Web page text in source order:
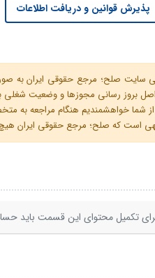
پذیرش قوانین و دریافت اطلاعات
سایت صلح؛ مرجع حقوقی ایران به
بروز رسانی مجوزها و وضعیت
از شما خواهشمندیم هنگام مراجعه
است که صلح؛ مرجع حقوقی ایران هیچ
تکمیل محتوای این قسمت باید